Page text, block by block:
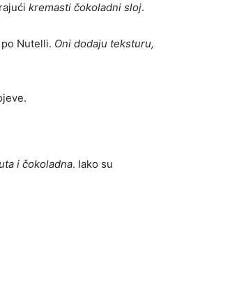
kremasti čokoladni sloj.
Nutelli. Oni dodaju teksturu,
i čokoladna. Iako su